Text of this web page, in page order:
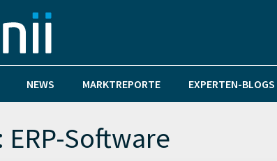
NEWS MARKTREPORTE EXPERTEN-BLOGS
ERP-Software